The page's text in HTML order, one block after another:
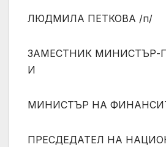
ЛЮДМИЛА ПЕТКОВА /п/
ЗАМЕСТНИК МИНИСТЪР-
И
МИНИСТЪР НА
ПРЕСДЕДАТЕЛ НА